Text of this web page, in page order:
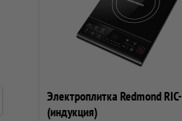
Электроплитка Redmond
(индукция)